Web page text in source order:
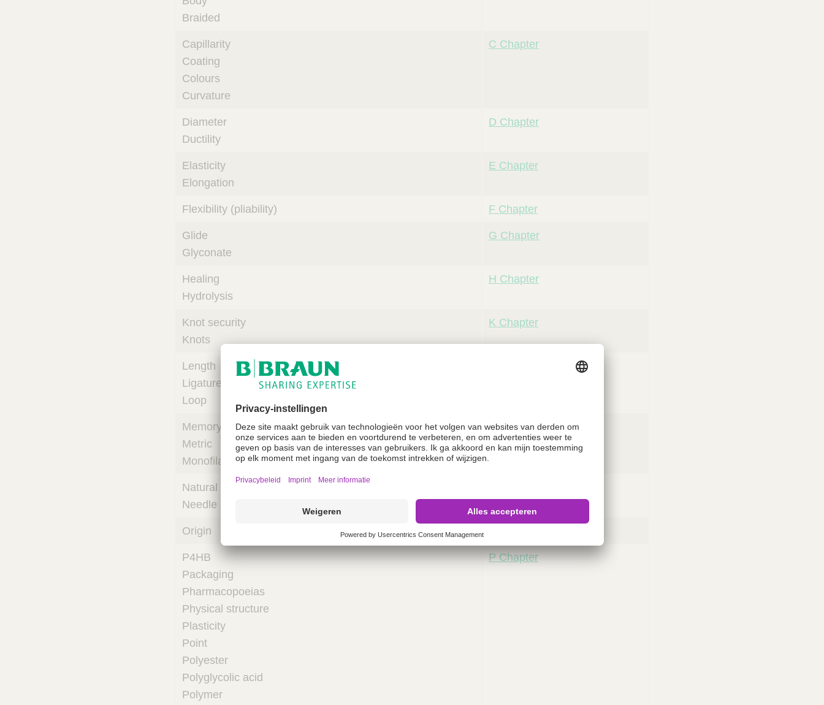
Braided
Capillarity
Coating
Colours
Curvature
C Chapter
Diameter
Ductility
D Chapter
Elasticity
Elongation
E Chapter
Flexibility (pliability) F Chapter
Glide
Glyconate
G Chapter
Healing
Hydrolysis
H Chapter
Knot security
Knots
K Chapter
Length
Ligature
Loop
Memory
Metric
Monofilament
M Chapter
Natural
Needle
Origin
P4HB
Packaging
Pharmacopoeias
Physical structure
Plasticity
Point
Polyester
Polyglycolic acid
Polymer
P Chapter